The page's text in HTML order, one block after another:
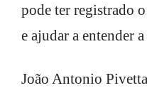
pode ter registrado
e ajudar a entender
João Antonio